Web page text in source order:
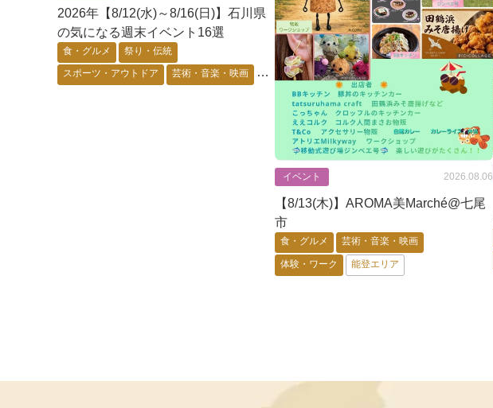
2026年【8/12(水)～8/16(日)】石川県
の気になる週末イベント16選
食・グルメ 祭り・伝統
スポーツ・アウトドア 芸術・音楽・映画
イベント 2026.08.06
【8/13(木)】AROMA美Marché@七尾
市
食・グルメ 芸術・音楽・映画
体験・ワーク 能登エリア